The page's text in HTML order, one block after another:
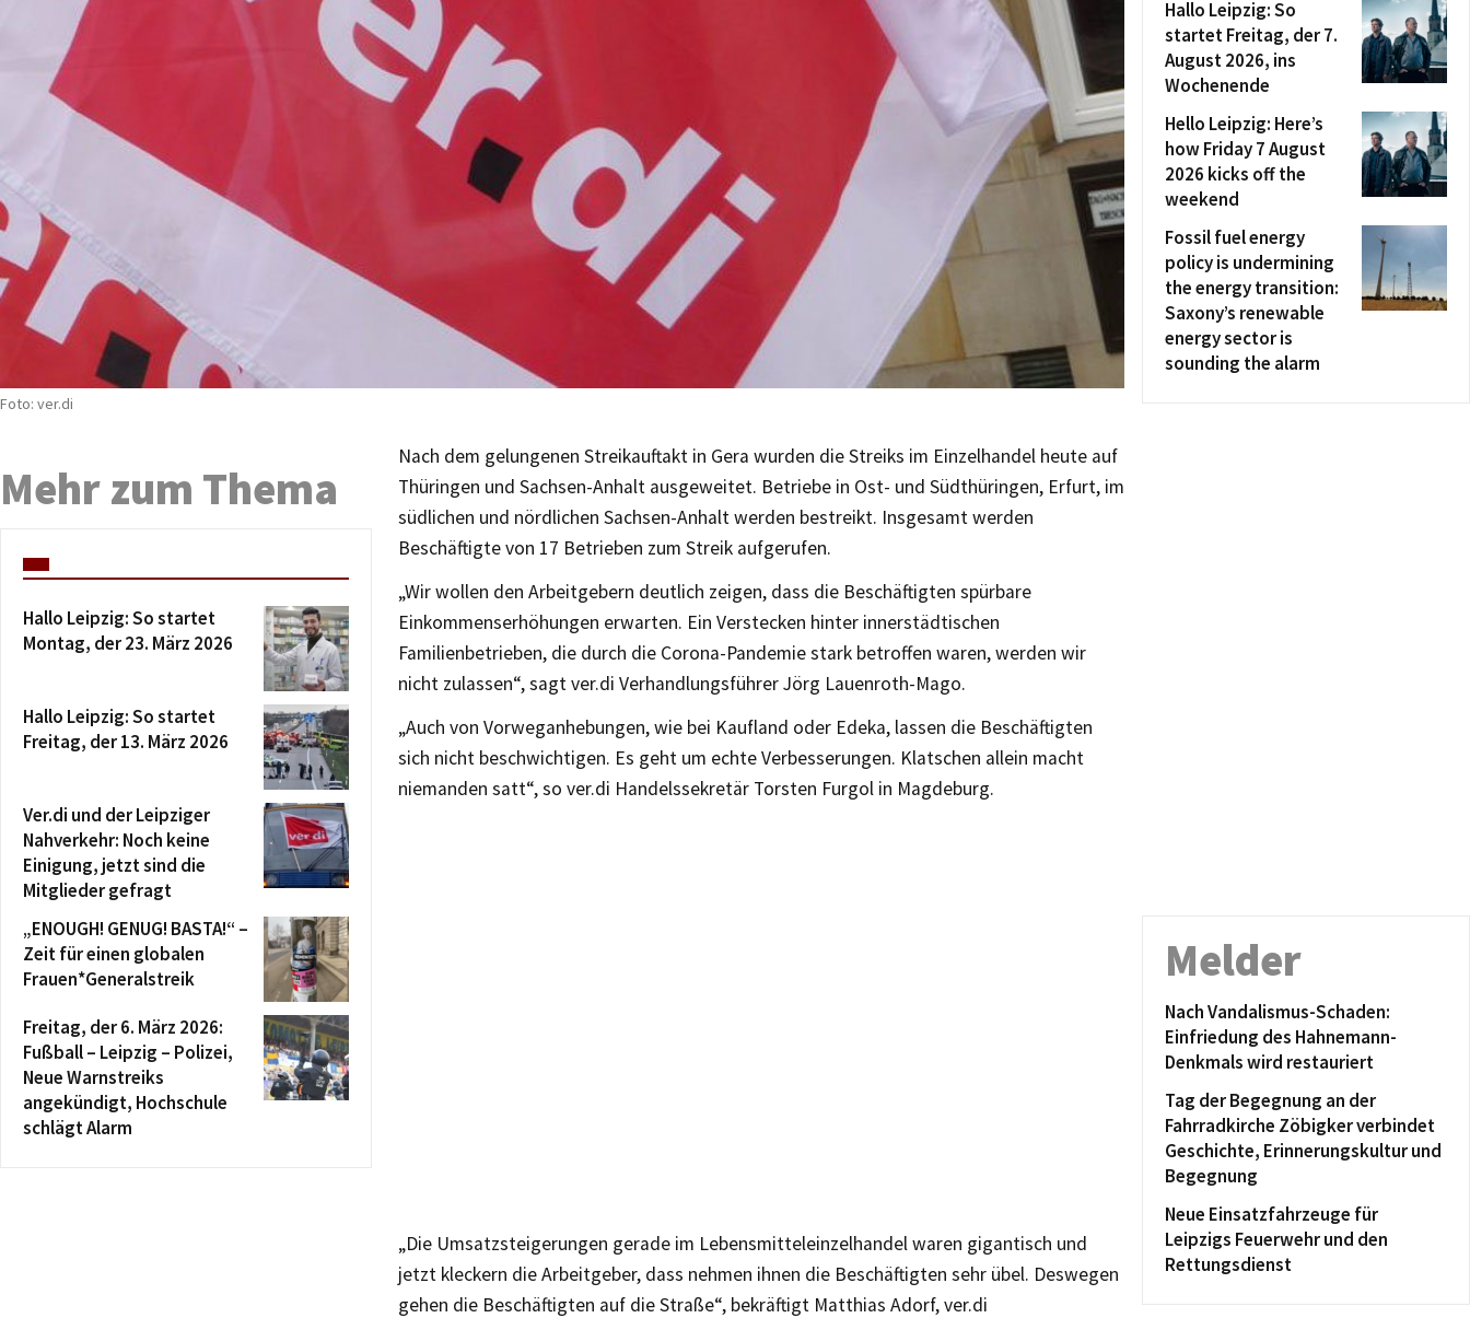
Foto: ver.di
Nach dem gelungenen Streikauftakt in Gera wurden die Streiks im Einzelhandel heute auf
Thüringen und Sachsen-Anhalt ausgeweitet. Betriebe in Ost- und Südthüringen, Erfurt, im
südlichen und nördlichen Sachsen-Anhalt werden bestreikt. Insgesamt werden
Beschäftigte von 17 Betrieben zum Streik aufgerufen.
„Wir wollen den Arbeitgebern deutlich zeigen, dass die Beschäftigten spürbare
Einkommenserhöhungen erwarten. Ein Verstecken hinter innerstädtischen
Familienbetrieben, die durch die Corona-Pandemie stark betroffen waren, werden wir
nicht zulassen“, sagt ver.di Verhandlungsführer Jörg Lauenroth-Mago.
„Auch von Vorweganhebungen, wie bei Kaufland oder Edeka, lassen die Beschäftigten
sich nicht beschwichtigen. Es geht um echte Verbesserungen. Klatschen allein macht
niemanden satt“, so ver.di Handelssekretär Torsten Furgol in Magdeburg.
„Die Umsatzsteigerungen gerade im Lebensmitteleinzelhandel waren gigantisch und
jetzt kleckern die Arbeitgeber, dass nehmen ihnen die Beschäftigten sehr übel. Deswegen
gehen die Beschäftigten auf die Straße“, bekräftigt Matthias Adorf, ver.di
Mehr zum Thema
Hallo Leipzig: So startet
Montag, der 23. März 2026
Hallo Leipzig: So startet
Freitag, der 13. März 2026
Ver.di und der Leipziger
Nahverkehr: Noch keine
Einigung, jetzt sind die
Mitglieder gefragt
„ENOUGH! GENUG! BASTA!“ –
Zeit für einen globalen
Frauen*Generalstreik
Freitag, der 6. März 2026:
Fußball – Leipzig – Polizei,
Neue Warnstreiks
angekündigt, Hochschule
schlägt Alarm
Hallo Leipzig: So
startet Freitag, der 7.
August 2026, ins
Wochenende
Hello Leipzig: Here’s
how Friday 7 August
2026 kicks off the
weekend
Fossil fuel energy
policy is undermining
the energy transition:
Saxony’s renewable
energy sector is
sounding the alarm
Melder
Nach Vandalismus-Schaden:
Einfriedung des Hahnemann-
Denkmals wird restauriert
Tag der Begegnung an der
Fahrradkirche Zöbigker verbindet
Geschichte, Erinnerungskultur und
Begegnung
Neue Einsatzfahrzeuge für
Leipzigs Feuerwehr und den
Rettungsdienst